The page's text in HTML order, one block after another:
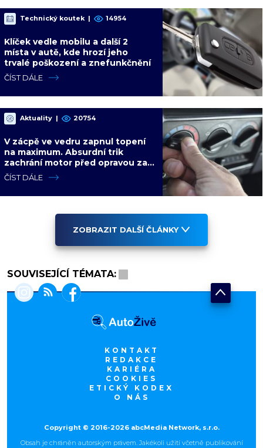
Technický koutek | 14954
Klíček vedle mobilu a další 2
místa v autě, kde hrozí jeho
trvalé poškození a znefunkčnění
ČÍST DÁLE
Aktuality | 20754
V zácpě ve vedru zapnul topení
na maximum. Absurdní trik
zachrání motor před opravou za
desítky tisíc
ČÍST DÁLE
ZOBRAZIT DALŠÍ ČLÁNKY
SOUVISEJÍCÍ TÉMATA:
KONTAKT
REDAKCE
KARIÉRA
COOKIES
ETICKÝ KODEX
O NÁS
Copyright © 2016-2026 abcMedia Network, s.r.o.
Obsah je chráněn autorským právem. Jakékoli užití včetně publikování